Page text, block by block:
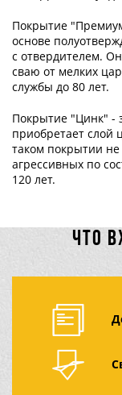
Покрытие
основе
с отвердителем.
сваю от мелких
службы до 80 лет.
Покрытие "Цинк" -
приобретает слой
таком покрытии
агрессивных по
120 лет.
ЧТО